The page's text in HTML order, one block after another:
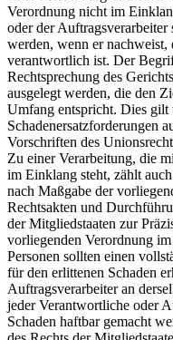
Verordnung nicht im
oder der
werden, wenn er nachweist,
verantwortlich ist. Der
Rechtsprechung des
ausgelegt werden, die den
Umfang entspricht. Dies gilt
Schadenersatzforderungen
Vorschriften des
Zu einer Verarbeitung, die
im Einklang steht, zählt
nach Maßgabe der
Rechtsakten und
der Mitgliedstaaten zur
vorliegenden Verordnung
Personen sollten einen
für den erlittenen Schaden
Auftragsverarbeiter an
jeder Verantwortliche oder
Schaden haftbar gemacht